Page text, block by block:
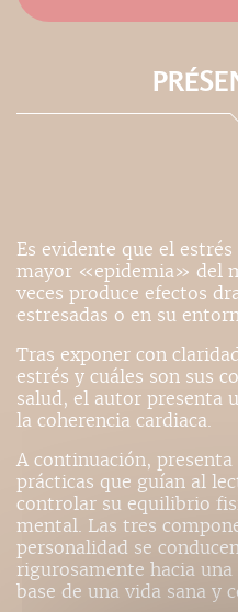
Es evidente que el
mayor «epidemia» del
veces produce efectos
estresadas o en su
Tras exponer con
estrés y cuáles son sus
salud, el autor presenta
la coherencia cardiaca.
A continuación,
prácticas que guían al
controlar su equilibrio
mental. Las tres
personalidad se
rigurosamente hacia
base de una vida sana y